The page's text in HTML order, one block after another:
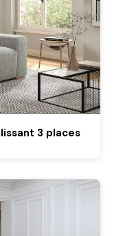
3 places